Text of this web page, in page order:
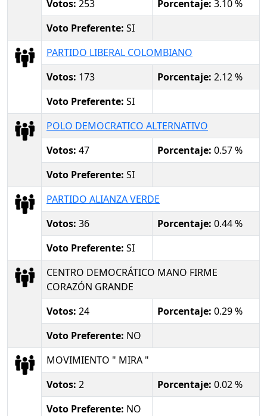
Votos: 253 Porcentaje: 3.10 %
Voto Preferente: SI
PARTIDO LIBERAL COLOMBIANO
Votos: 173 Porcentaje: 2.12 %
Voto Preferente: SI
POLO DEMOCRATICO ALTERNATIVO
Votos: 47 Porcentaje: 0.57 %
Voto Preferente: SI
PARTIDO ALIANZA VERDE
Votos: 36 Porcentaje: 0.44 %
Voto Preferente: SI
CENTRO DEMOCRÁTICO MANO FIRME
CORAZÓN GRANDE
Votos: 24 Porcentaje: 0.29 %
Voto Preferente: NO
MOVIMIENTO " MIRA "
Votos: 2 Porcentaje: 0.02 %
Voto Preferente: NO